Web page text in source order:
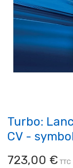
Turbo:
CV -
723,00 € TTC